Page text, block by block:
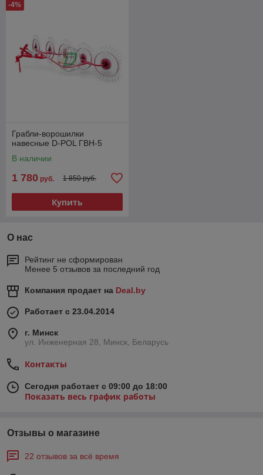
-4%
Грабли-ворошилки
навесные D-POL ГВН-5
В наличии
1 780 руб. 1 850 руб.
Купить
О нас
Рейтинг не сформирован
Менее 5 отзывов за последний год
Компания продает на Deal.by
Работает с 23.04.2014
г. Минск
ул. Инженерная 28, Минск, Беларусь
Контакты
Сегодня работает с 09:00 до 18:00
Показать весь график работы
Отзывы о магазине
22 отзывов за всё время